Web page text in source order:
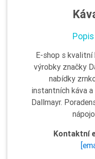
E-shop s kvalitní
výrobky značky
nabídky
instantních káva
Dallmayr.
Kontaktní